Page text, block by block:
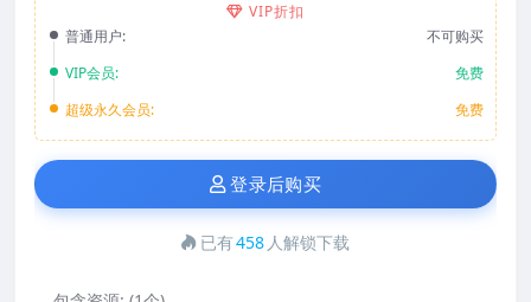
VIP折扣
普通用户:
不可购买
VIP会员:
免费
超级永久会员:
免费
登录后购买
已有458 人解锁下载